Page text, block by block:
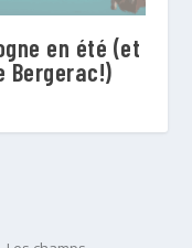
en été (et
Bergerac!)